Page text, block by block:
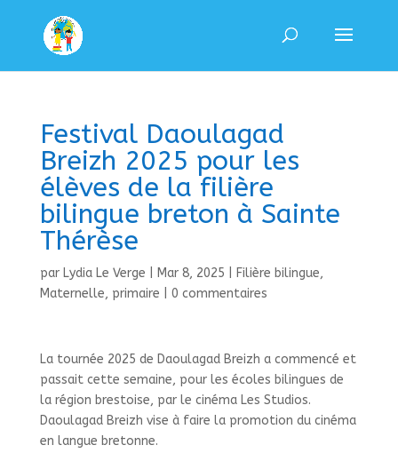
Festival Daoulagad
Breizh 2025 pour les
élèves de la filière
bilingue breton à Sainte
Thérèse
par Lydia Le Verge Mar 8, 2025 Filière bilingue,
Maternelle, primaire 0 commentaires
La tournée 2025 de Daoulagad Breizh a commencé et
passait cette semaine, pour les écoles bilingues de
la région brestoise, par le cinéma Les Studios.
Daoulagad Breizh vise à faire la promotion du cinéma
en langue bretonne.